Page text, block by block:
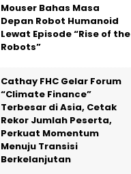
Mouser Bahas Masa
Depan Robot Humanoid
Lewat Episode “Rise of the
Robots”
Cathay FHC Gelar Forum
“Climate Finance”
Terbesar di Asia, Cetak
Rekor Jumlah Peserta,
Perkuat Momentum
Menuju Transisi
Berkelanjutan